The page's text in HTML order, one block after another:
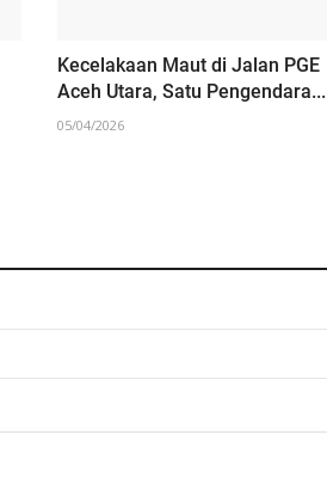
Kecelakaan Maut di Jalan PGE
Aceh Utara, Satu Pengendara...
05/04/2026